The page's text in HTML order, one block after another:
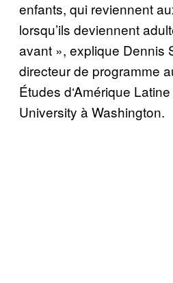
enfants, qui reviennent
lorsqu’ils deviennent
avant », explique Dennis
directeur de programme
Études d‘Amérique
University à Washington.